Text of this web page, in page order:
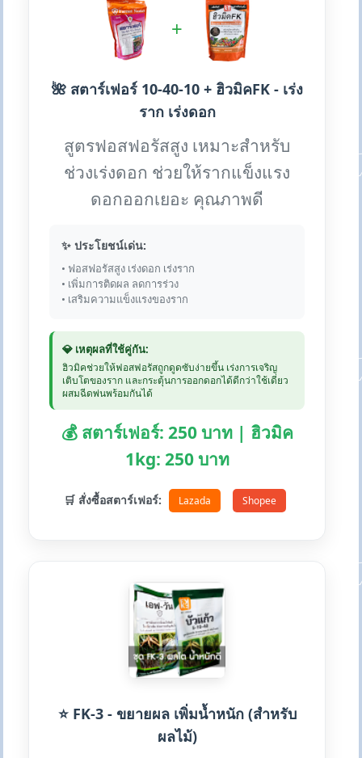
+
🌺 สตาร์เฟอร์ 10-40-10 + ฮิวมิคFK - เร่ง
ราก เร่งดอก
สูตรฟอสฟอรัสสูง เหมาะสำหรับ
ช่วงเร่งดอก ช่วยให้รากแข็งแรง
ดอกออกเยอะ คุณภาพดี
✨ ประโยชน์เด่น:
• ฟอสฟอรัสสูง เร่งดอก เร่งราก
• เพิ่มการติดผล ลดการร่วง
• เสริมความแข็งแรงของราก
💎 เหตุผลที่ใช้คู่กัน:
ฮิวมิคช่วยให้ฟอสฟอรัสถูกดูดซับง่ายขึ้น เร่งการเจริญ
เติบโตของราก และกระตุ้นการออกดอกได้ดีกว่าใช้เดี่ยว
ผสมฉีดพ่นพร้อมกันได้
💰 สตาร์เฟอร์: 250 บาท | ฮิวมิค
1kg: 250 บาท
🛒 สั่งซื้อสตาร์เฟอร์: Lazada Shopee
⭐ FK-3 - ขยายผล เพิ่มน้ำหนัก (สำหรับ
ผลไม้)